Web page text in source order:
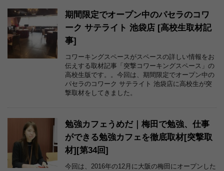
期間限定でオープン中のパセラのコワ
ーク サテライト 池袋店 [高校生取材記
事]
コワーキングスペースがスペースの詳しい情報をお
伝えする取材記事「突撃コワーキングスペース」の
高校生版です。。今回は、期間限定でオープン中の
パセラのコワーク サテライト 池袋店に高校生が突
撃取材をしてきました。
勉強カフェうめだ｜梅田で勉強、仕事
ができる勉強カフェを徹底取材[突撃取
材][第34回]
今回は、2016年の12月に大阪の梅田にオープンした